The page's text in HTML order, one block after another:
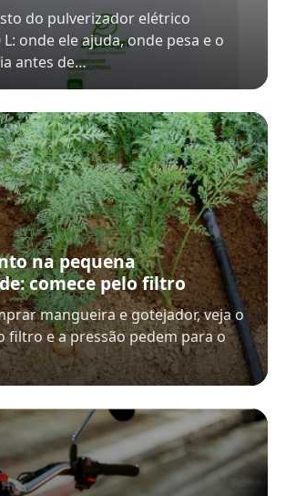
do pulverizador elétrico
onde ele ajuda, onde pesa e o
antes de…
na pequena
comece pelo filtro
mangueira e gotejador, veja o
filtro e a pressão pedem para o